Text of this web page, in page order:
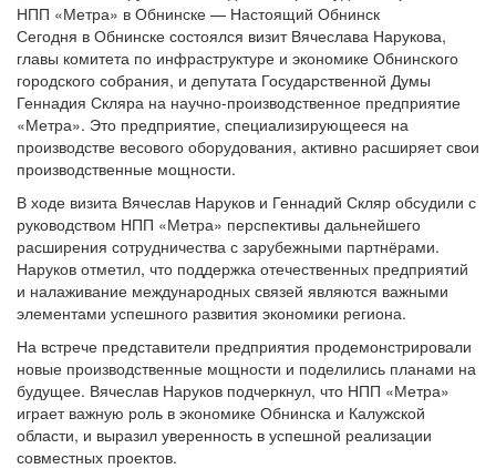
Сегодня в Обнинске состоялся визит Вячеслава Нарукова,
главы комитета по инфраструктуре и экономике Обнинского
городского собрания, и депутата Государственной Думы
Геннадия Скляра на научно-производственное предприятие
«Метра». Это предприятие, специализирующееся на
производстве весового оборудования, активно расширяет свои
производственные мощности.
В ходе визита Вячеслав Наруков и Геннадий Скляр обсудили с
руководством НПП «Метра» перспективы дальнейшего
расширения сотрудничества с зарубежными партнёрами.
Наруков отметил, что поддержка отечественных предприятий
и налаживание международных связей являются важными
элементами успешного развития экономики региона.
На встрече представители предприятия продемонстрировали
новые производственные мощности и поделились планами на
будущее. Вячеслав Наруков подчеркнул, что НПП «Метра»
играет важную роль в экономике Обнинска и Калужской
области, и выразил уверенность в успешной реализации
совместных проектов.